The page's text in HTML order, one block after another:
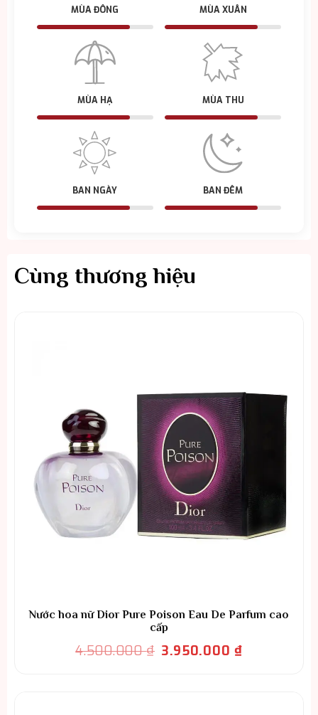
MÙA ĐÔNG MÙA XUÂN
MÙA HẠ MÙA THU
BAN NGÀY BAN ĐÊM
Cùng thương hiệu
Nước hoa nữ Dior Pure Poison Eau De Parfum cao
cấp
4.500.000₫ Giá
3.950.000 ₫Giá